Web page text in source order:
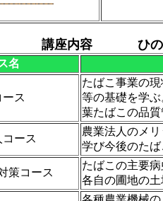
講座内容 ひ
名
ス
たばこ事業の
等の基礎を学ぶ
葉たばこの品
ース
農業法人のメ
学び今後のた
策コース
たばこの主要
各自の圃地の